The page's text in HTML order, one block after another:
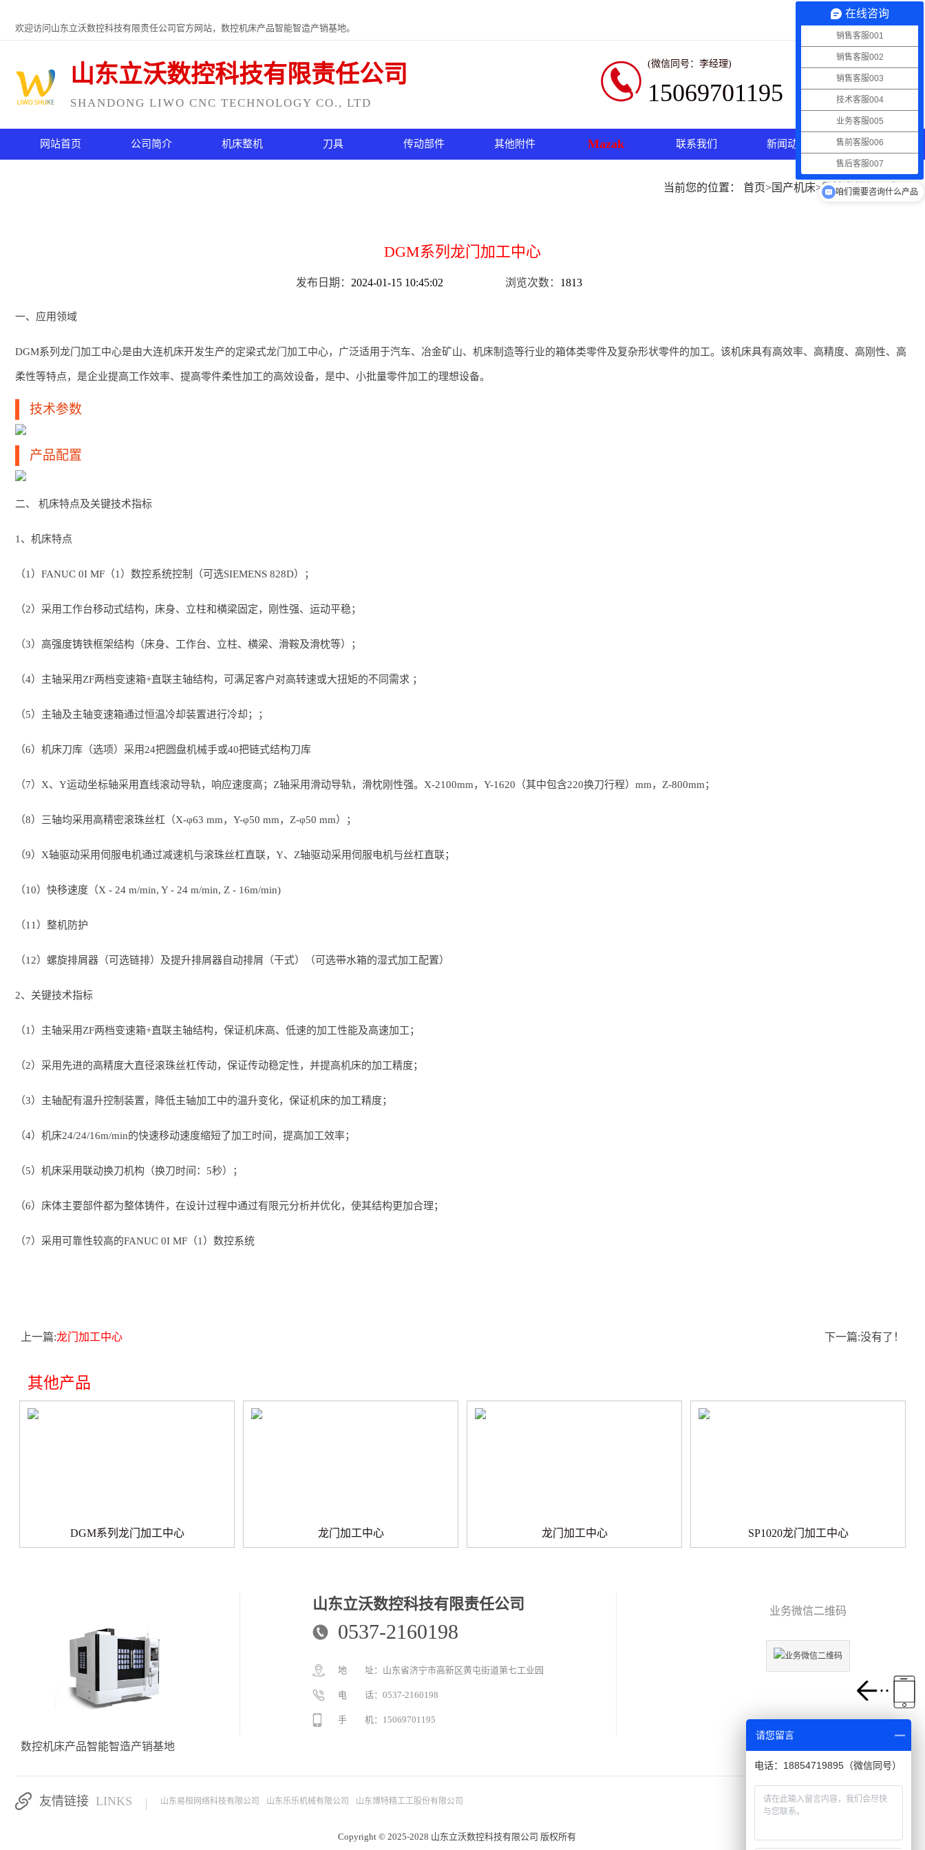
欢迎访问山东立沃数控科技有限责任公司官方网站，数控机床产品智能智造产销基地。 Mazak|国产机床
山东立沃数控科技有限责任公司
SHANDONG LIWO CNC TECHNOLOGY CO., LTD
(微信同号：李经理)
15069701195
网站首页 公司简介 机床整机 刀具 传动部件 其他附件 Mazak 联系我们 新闻动态
当前您的位置： 首页>国产机床>数控龙门加工中心
DGM系列龙门加工中心
发布日期： 2024-01-15 10:45:02 浏览次数： 1813
一、应用领域
DGM系列龙门加工中心是由大连机床开发生产的定梁式龙门加工中心，广泛适用于汽车、冶金矿山、机床制造等行业的箱体类零件及复杂形状零件的加工。该机床具有高效率、高精度、高刚性、高
柔性等特点，是企业提高工作效率、提高零件柔性加工的高效设备，是中、小批量零件加工的理想设备。
技术参数
产品配置
二、 机床特点及关键技术指标
1、机床特点
（1）FANUC 0I MF（1）数控系统控制（可选SIEMENS 828D）；
（2）采用工作台移动式结构，床身、立柱和横梁固定，刚性强、运动平稳；
（3）高强度铸铁框架结构（床身、工作台、立柱、横梁、滑鞍及滑枕等）；
（4）主轴采用ZF两档变速箱+直联主轴结构，可满足客户对高转速或大扭矩的不同需求 ；
（5）主轴及主轴变速箱通过恒温冷却装置进行冷却；；
（6）机床刀库（选项）采用24把圆盘机械手或40把链式结构刀库
（7）X、Y运动坐标轴采用直线滚动导轨，响应速度高；Z轴采用滑动导轨，滑枕刚性强。X-2100mm，Y-1620（其中包含220换刀行程）mm，Z-800mm；
（8）三轴均采用高精密滚珠丝杠（X-φ63 mm，Y-φ50 mm，Z-φ50 mm）；
（9）X轴驱动采用伺服电机通过减速机与滚珠丝杠直联，Y、Z轴驱动采用伺服电机与丝杠直联；
（10）快移速度（X - 24 m/min, Y - 24 m/min, Z - 16m/min)
（11）整机防护
（12）螺旋排屑器（可选链排）及提升排屑器自动排屑（干式）（可选带水箱的湿式加工配置）
2、关键技术指标
（1）主轴采用ZF两档变速箱+直联主轴结构，保证机床高、低速的加工性能及高速加工；
（2）采用先进的高精度大直径滚珠丝杠传动，保证传动稳定性，并提高机床的加工精度；
（3）主轴配有温升控制装置，降低主轴加工中的温升变化，保证机床的加工精度；
（4）机床24/24/16m/min的快速移动速度缩短了加工时间，提高加工效率；
（5）机床采用联动换刀机构（换刀时间：5秒）；
（6）床体主要部件都为整体铸件，在设计过程中通过有限元分析并优化，使其结构更加合理；
（7）采用可靠性较高的FANUC 0I MF（1）数控系统
上一篇:龙门加工中心 下一篇:没有了！
其他产品
DGM系列龙门加工中心 龙门加工中心 龙门加工中心 SP1020龙门加工中心
数控机床产品智能智造产销基地
山东立沃数控科技有限责任公司
0537-2160198
地 址：山东省济宁市高新区黄屯街道第七工业园
电 话：0537-2160198
手 机：15069701195
业务微信二维码
友情链接 LINKS 山东易桓网络科技有限公司 山东乐乐机械有限公司 山东博特精工工股份有限公司 +申请友情链接
Copyright © 2025-2028 山东立沃数控科技有限公司 版权所有
在线咨询
销售客服001
销售客服002
销售客服003
技术客服004
业务客服005
售前客服006
售后客服007
咱们需要咨询什么产品
请您留言
电话：18854719895（微信同号）